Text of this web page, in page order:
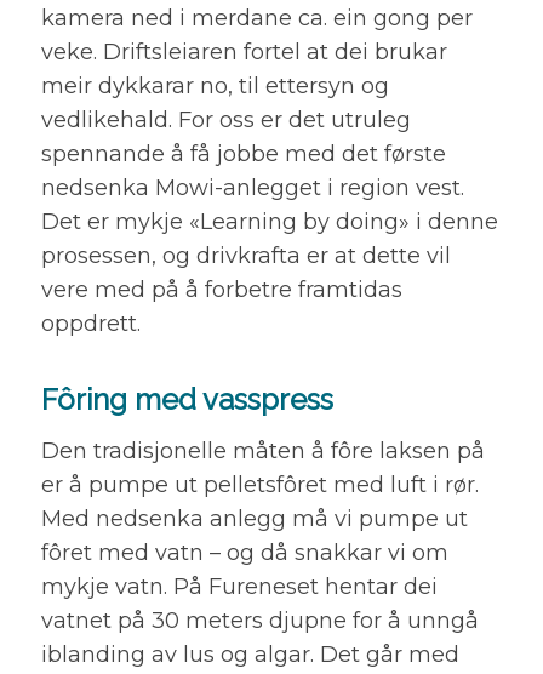
kamera ned i merdane ca. ein gong per
veke. Driftsleiaren fortel at dei brukar
meir dykkarar no, til ettersyn og
vedlikehald. For oss er det utruleg
spennande å få jobbe med det første
nedsenka Mowi-anlegget i region vest.
Det er mykje «Learning by doing» i denne
prosessen, og drivkrafta er at dette vil
vere med på å forbetre framtidas
oppdrett.
Fôring med vasspress
Den tradisjonelle måten å fôre laksen på
er å pumpe ut pelletsfôret med luft i rør.
Med nedsenka anlegg må vi pumpe ut
fôret med vatn – og då snakkar vi om
mykje vatn. På Fureneset hentar dei
vatnet på 30 meters djupne for å unngå
iblanding av lus og algar. Det går med